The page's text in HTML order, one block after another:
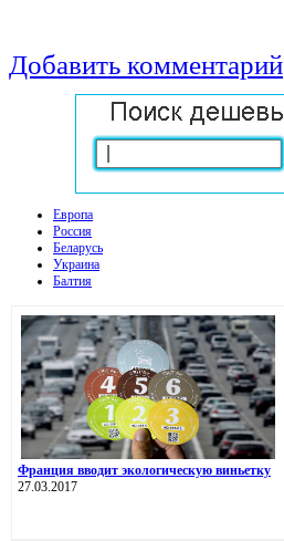
Добавить комментарий
Европа
Россия
Беларусь
Украина
Балтия
Франция вводит экологическую виньетку
27.03.2017